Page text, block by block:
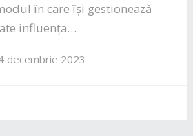
în care își gestionează
influența…
decembrie 2023